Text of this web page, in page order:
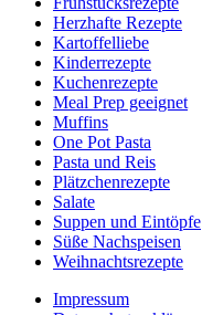
Herzhafte Rezepte
Kartoffelliebe
Kinderrezepte
Kuchenrezepte
Meal Prep geeignet
Muffins
One Pot Pasta
Pasta und Reis
Plätzchenrezepte
Salate
Suppen und Eintöpfe
Süße Nachspeisen
Weihnachtsrezepte
Impressum